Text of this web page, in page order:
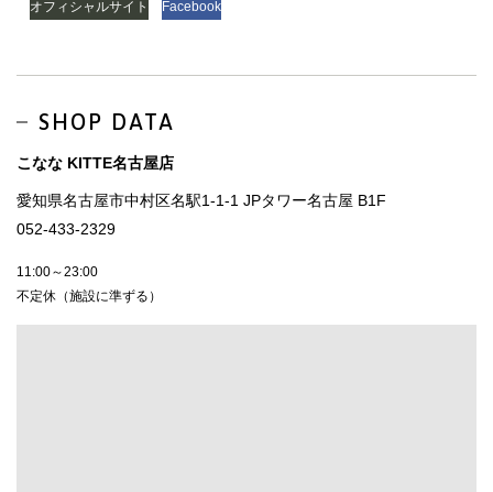
オフィシャルサイト Facebook
SHOP DATA
こなな KITTE名古屋店
愛知県名古屋市中村区名駅1-1-1 JPタワー名古屋 B1F
052-433-2329
11:00～23:00
不定休（施設に準ずる）